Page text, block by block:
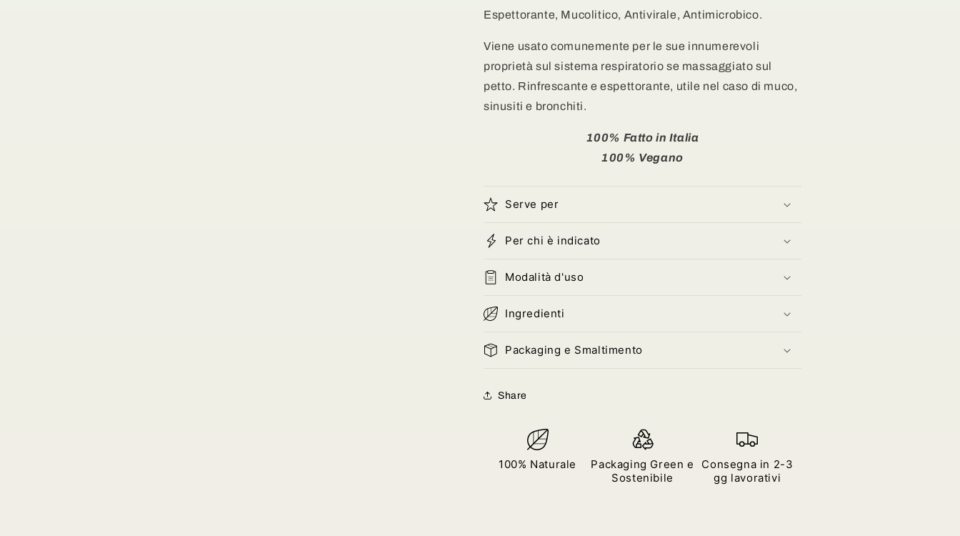
-
Espettorante,
Mucolitico,
Antivirale,
Antimicrobico
-
Espettorante,
Mucolitico,
Antivirale,
Antimicrobico
Espettorante, Mucolitico, Antivirale, Antimicrobico.
Viene usato comunemente per le sue innumerevoli
proprietà sul sistema respiratorio se massaggiato sul
petto. Rinfrescante e espettorante, utile nel caso di muco,
sinusiti e bronchiti.
100% Fatto in Italia
100% Vegano
Serve per
Per chi è indicato
Modalità d'uso
Ingredienti
Packaging e Smaltimento
Share
100% Naturale
Packaging Green e
Sostenibile
Consegna in 2-3
gg lavorativi